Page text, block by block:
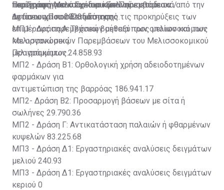
του Στρατηγικού Σχέδιου ξεκίνησε σταδιακά από την
1η Ιανουαρίου 2023 μέσα από τις προκηρύξεις των
επιμέρους παρεμβάσεων μεταξύ των οποίων και των
Μελισσοκομικών Παρεμβάσεων του Μελισσοκομικού
Προγράμματος.
ποιότητας του κυπριακού μελιού.
περιγράφονται στον πιο κάτω πίνακα με τα
αντίστοιχα ποσά επιδότησης.
Περιγραφή Μελισσοκομικών Παρεμβάσεων /
Δράσεων Ποσό Επιδότησης
ΜΠ1 - Δράση Α: Τεχνική βοήθεια προς μελισσοκόμους
και οργανώσεις
μελισσοκόμων 24.858.93
ΜΠ2 - Δράση Β1: Ορθολογική χρήση αδειοδοτημένων
φαρμάκων για
αντιμετώπιση της βαρρόας 186.941.17
ΜΠ2- Δράση Β2: Προσαρμογή βάσεων με σίτα ή
σωλήνες 29.790.36
ΜΠ2 - Δράση Γ: Αντικατάσταση παλαιών ή φθαρμένων
κυψελών 83.225.68
ΜΠ3 - Δράση Δ1: Εργαστηριακές αναλύσεις δειγμάτων
μελιού 240.93
ΜΠ3 - Δράση Δ1: Εργαστηριακές αναλύσεις δειγμάτων
κεριού 0